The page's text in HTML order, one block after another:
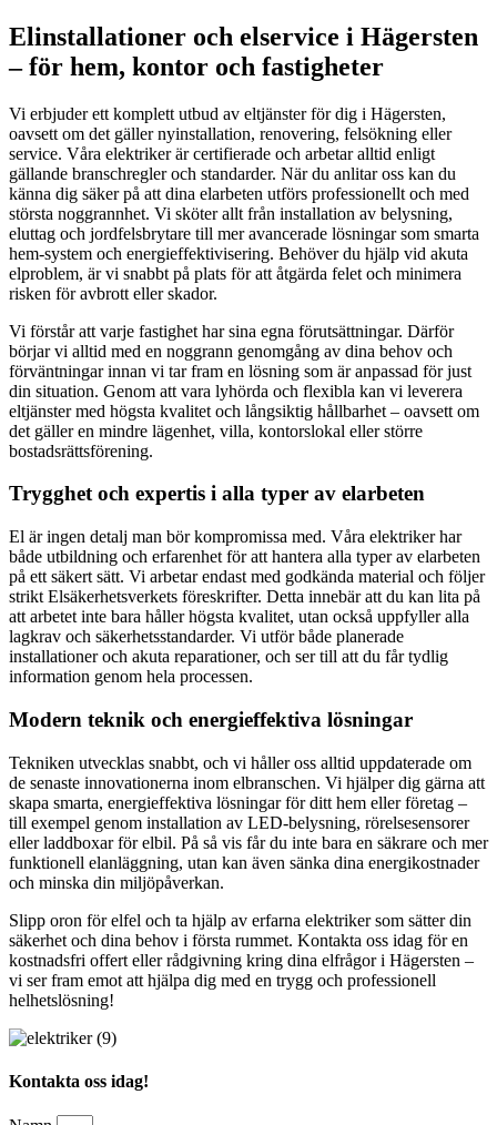
Elinstallationer och elservice i Hägersten
– för hem, kontor och fastigheter
Vi erbjuder ett komplett utbud av eltjänster för dig i Hägersten,
oavsett om det gäller nyinstallation, renovering, felsökning eller
service. Våra elektriker är certifierade och arbetar alltid enligt
gällande branschregler och standarder. När du anlitar oss kan du
känna dig säker på att dina elarbeten utförs professionellt och med
största noggrannhet. Vi sköter allt från installation av belysning,
eluttag och jordfelsbrytare till mer avancerade lösningar som smarta
hem-system och energieffektivisering. Behöver du hjälp vid akuta
elproblem, är vi snabbt på plats för att åtgärda felet och minimera
risken för avbrott eller skador.
Vi förstår att varje fastighet har sina egna förutsättningar. Därför
börjar vi alltid med en noggrann genomgång av dina behov och
förväntningar innan vi tar fram en lösning som är anpassad för just
din situation. Genom att vara lyhörda och flexibla kan vi leverera
eltjänster med högsta kvalitet och långsiktig hållbarhet – oavsett om
det gäller en mindre lägenhet, villa, kontorslokal eller större
bostadsrättsförening.
Trygghet och expertis i alla typer av elarbeten
El är ingen detalj man bör kompromissa med. Våra elektriker har
både utbildning och erfarenhet för att hantera alla typer av elarbeten
på ett säkert sätt. Vi arbetar endast med godkända material och följer
strikt Elsäkerhetsverkets föreskrifter. Detta innebär att du kan lita på
att arbetet inte bara håller högsta kvalitet, utan också uppfyller alla
lagkrav och säkerhetsstandarder. Vi utför både planerade
installationer och akuta reparationer, och ser till att du får tydlig
information genom hela processen.
Modern teknik och energieffektiva lösningar
Tekniken utvecklas snabbt, och vi håller oss alltid uppdaterade om
de senaste innovationerna inom elbranschen. Vi hjälper dig gärna att
skapa smarta, energieffektiva lösningar för ditt hem eller företag –
till exempel genom installation av LED-belysning, rörelsesensorer
eller laddboxar för elbil. På så vis får du inte bara en säkrare och mer
funktionell elanläggning, utan kan även sänka dina energikostnader
och minska din miljöpåverkan.
Slipp oron för elfel och ta hjälp av erfarna elektriker som sätter din
säkerhet och dina behov i första rummet. Kontakta oss idag för en
kostnadsfri offert eller rådgivning kring dina elfrågor i Hägersten –
vi ser fram emot att hjälpa dig med en trygg och professionell
helhetslösning!
Kontakta oss idag!